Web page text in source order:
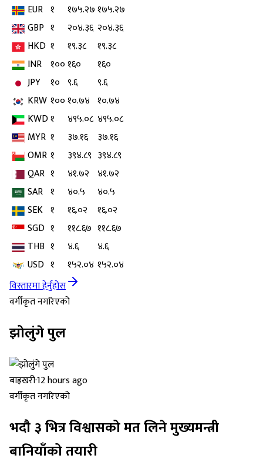
EUR १ १७५.२७१७५.२७
GBP १ २०४.३६ २०४.३६
HKD १ १९.३८
१९.३८
INR १००१६०
१६०
JPY
१० ९.६
९.६
KRW १००१०.७४ १०.७४
KWD१ ४९५.०८ ४९५.०८
MYR १ ३७.१६
३७.१६
OMR १ ३९४.८९ ३९४.८९
QAR १ ४१.७२ ४१.७२
SAR १ ४०.५
४०.५
SEK १ १६.०२
१६.०२
SGD १ ११८.६७ ११८.६७
THB १ ४.६
४.६
USD १ १५२.०४ १५२.०४
विस्तारमा हेर्नुहोस
वर्गीकृत नगरिएको
झोलुंगे पुल
बाह्रखरी·12 hours ago
वर्गीकृत नगरिएको
भदौ ३ भित्र विश्वासको मत लिने मुख्यमन्त्री
बानियाँको तयारी